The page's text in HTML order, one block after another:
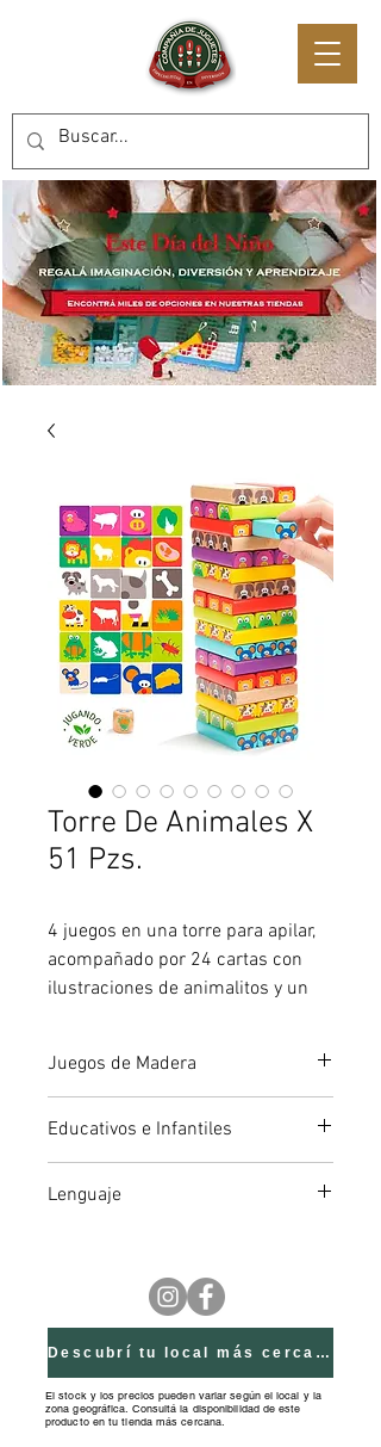
Torre De Animales X
51 Pzs.
4 juegos en una torre para apilar,
acompañado por 24 cartas con
ilustraciones de animalitos y un
asociación, desarrollo del lenguaje
e incorporación de vocabulario.
Medidas Caja: 24,5x11,5x8,4cm
Juegos de Madera
Educativos e Infantiles
Lenguaje
Descubrí tu local más cercano
El stock y los precios pueden variar según el local y la
zona geográfica. Consultá la disponibilidad de este
producto en tu tienda más cercana.